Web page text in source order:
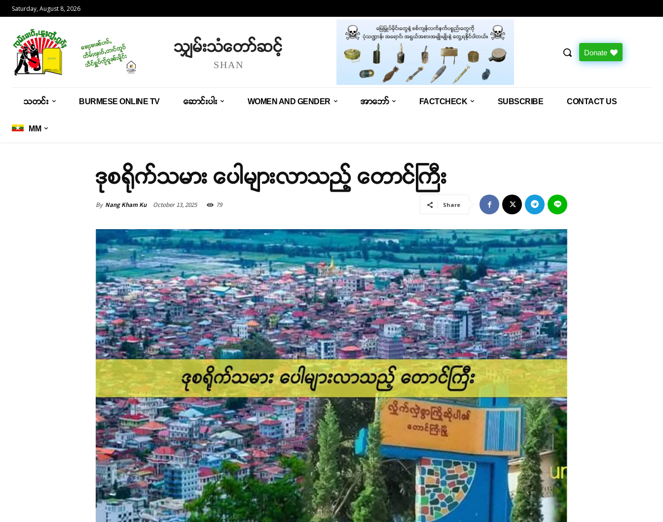
Saturday, August 8, 2026
သျှမ်းသံတော်ဆင့်
SHAN
Donate
သတင်း BURMESE ONLINE TV ဆောင်းပါး WOMEN AND GENDER အာဘော် FACTCHECK SUBSCRIBE CONTACT US
MM
ဒုစရိုက်သမား ပေါများလာသည့် တောင်ကြီး
By Nang Kham Ku October 13, 2025 79 Share